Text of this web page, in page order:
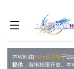
本WIKI由旅行者酒馆于
提供 ，编辑权限开放。